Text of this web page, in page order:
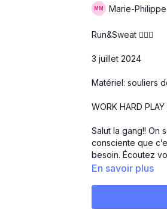
Marie-
Run&Sweat 🏃🏻‍♀️
3 juillet 2024
Matériel: souliers
WORK HARD PLAY
Salut la gang!! On
consciente que
besoin. Écoutez
En savoir plus